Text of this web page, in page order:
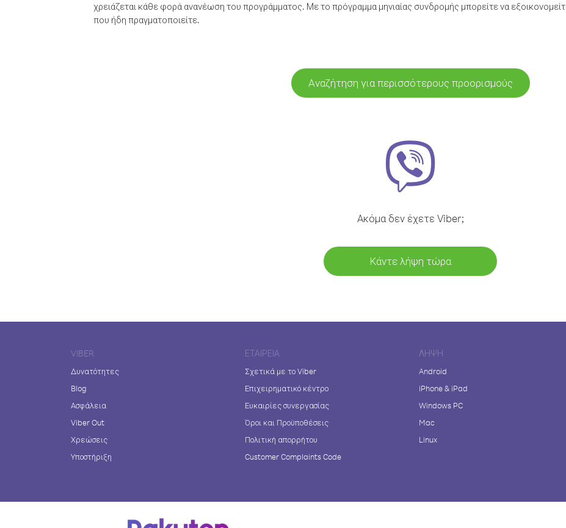
χρειάζεται κάθε φορά ανανέωση του προγράμματος. Με το πρόγραμμα μηνιαίας συνδρομής μπορείτε να
που ήδη πραγματοποιείτε.
Αναζήτηση για περισσότερους προορισμούς
Ακόμα δεν έχετε Viber;
Κάντε λήψη τώρα
VIBER
Δυνατότητες
Blog
Ασφάλεια
Viber Out
Χρεώσεις
Υποστήριξη
ΕΤΑΙΡΕΊΑ
Σχετικά με το Viber
Επιχειρηματικό κέντρο
Ευκαιρίες συνεργασίας
Όροι και Προϋποθέσεις
Πολιτική απορρήτου
Customer Complaints Code
ΛΉΨΗ
Android
iPhone & iPad
Windows PC
Mac
Linux